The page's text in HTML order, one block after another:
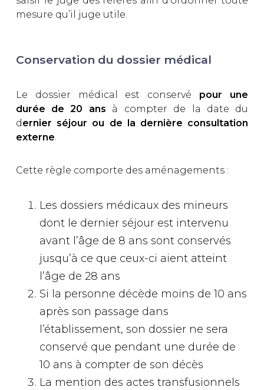
mesure qu’il juge utile.
Conservation du dossier médical
Le dossier médical est conservé pour une
durée de 20 ans à compter de la date du
dernier séjour ou de la dernière consultation
externe.
Cette règle comporte des aménagements :
Les dossiers médicaux des mineurs
dont le dernier séjour est intervenu
avant l’âge de 8 ans sont conservés
jusqu’à ce que ceux-ci aient atteint
l’âge de 28 ans
Si la personne décède moins de 10 ans
après son passage dans
l’établissement, son dossier ne sera
conservé que pendant une durée de
10 ans à compter de son décès
La mention des actes transfusionnels